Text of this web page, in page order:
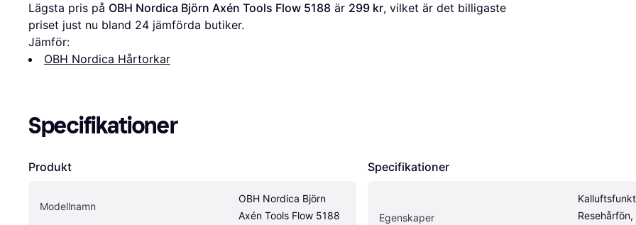
Lägsta pris på OBH Nordica Björn Axén Tools Flow 5188 är 299 kr, vilket är det billigaste
priset just nu bland 24 jämförda butiker.
Jämför:
OBH Nordica Hårtorkar
Specifikationer
Produkt
Modellnamn
OBH Nordica Björn
Axén Tools Flow 5188
Specifikationer
Egenskaper
Resehårfön,